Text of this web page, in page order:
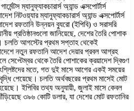
ম্যানুফ্যাকচারার্স অ্যান্ড এক্সপোর্টার্স
নিটওয়্যার ম্যানুফ্যাকচারার্স অ্যান্ড এক্সপোর্টার্স
রফতানি উন্নয়ন ব্যুরো (ইপিবি) ও সরাসরি
প্রতিষ্ঠানগুলো জানিয়েছে, দেশের তৈরি পোশাক
চলতি আগস্টের প্রথম সপ্তাহ থেকেই
নতুন রফতানি আদেশ দেয়ার প্রবল আগ্রহ
সেপ্টেম্বর থেকে তৈরি পোশাকের ক্রয়াদেশ দ্বিগুণ
মতে, গত দুই মাসে আগের একই সময়ের
পেয়েছে। চলতি অর্থবছরের প্রথম মাসেই মোট
ইপিবির তথ্য অনুযায়ী, জুলাই মাসে কেবল
৩৯৬ কোটি ডলার, যা দেশের মোট রফতানির